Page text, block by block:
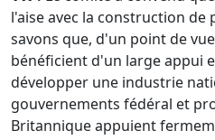
l'aise avec la construction de
savons que, d'un point de
bénéficient d'un large appui
développer une industrie
gouvernements fédéral et
Britannique appuient